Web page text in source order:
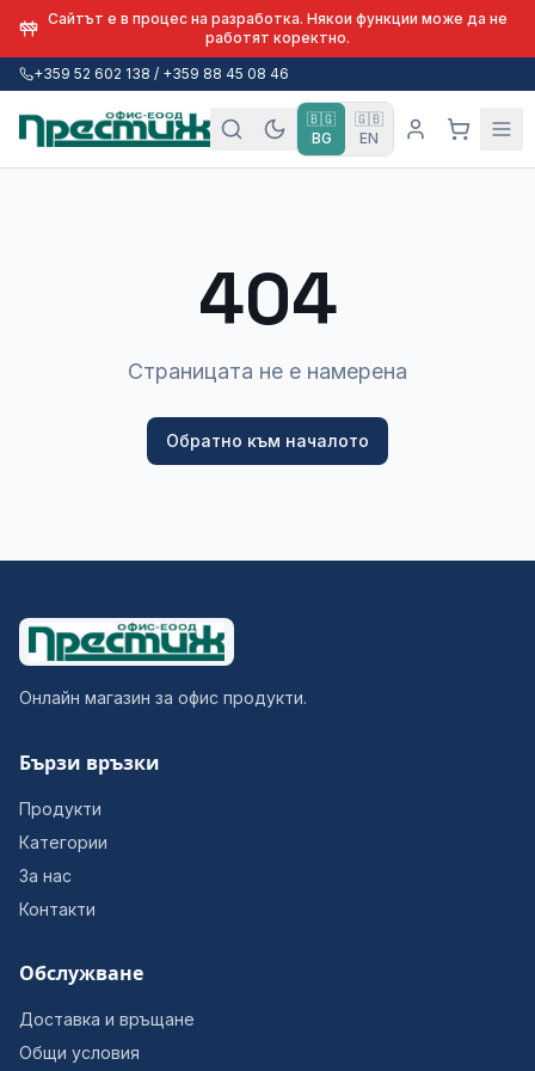
Сайтът е в процес на разработка. Някои функции може да не
работят коректно.
+359 52 602 138 / +359 88 45 08 46
🇧🇬
BG
🇬🇧
EN
404
Страницата не е намерена
Обратно към началото
Онлайн магазин за офис продукти.
Бързи връзки
Продукти
Категории
За нас
Контакти
Обслужване
Доставка и връщане
Общи условия